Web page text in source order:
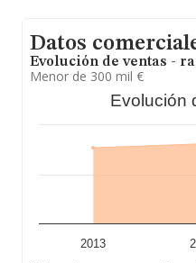
Datos
Evolución de ventas -
Menor de 300 mil €
Evolución
2013